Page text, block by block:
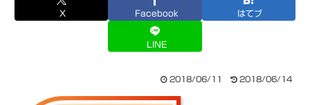
X Facebook はてブ
LINE
2018/06/11 2018/06/14